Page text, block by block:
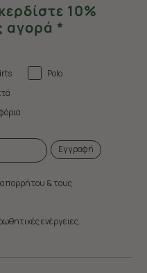
10%
αγορά *
Polo
Εγγραφή
& τους
ενέργειες.